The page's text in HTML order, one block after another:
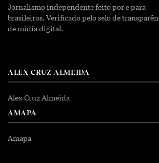
Jornalismo independente feito por e para
brasileiros. Verificado pelo selo de
de mídia digital.
ALEX CRUZ ALMEIDA
Alex Cruz Almeida
AMAPA
Amapa